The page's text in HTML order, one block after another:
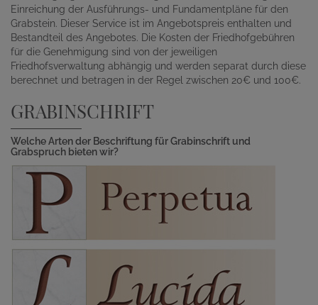
Einreichung der Ausführungs- und Fundamentpläne für den
Grabstein. Dieser Service ist im Angebotspreis enthalten und
Bestandteil des Angebotes. Die Kosten der Friedhofgebühren
für die Genehmigung sind von der jeweiligen
Friedhofsverwaltung abhängig und werden separat durch diese
berechnet und betragen in der Regel zwischen 20€ und 100€.
GRABINSCHRIFT
Welche Arten der Beschriftung für Grabinschrift und
Grabspruch bieten wir?